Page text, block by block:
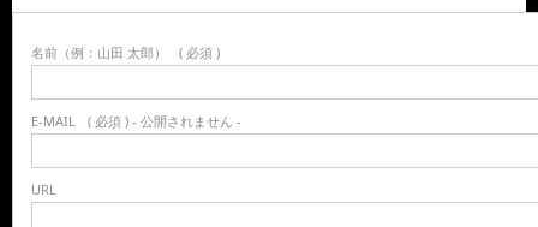
名前（例：山田 太郎） ( 必須 )
E-MAIL ( 必須 ) - 公開されません -
URL